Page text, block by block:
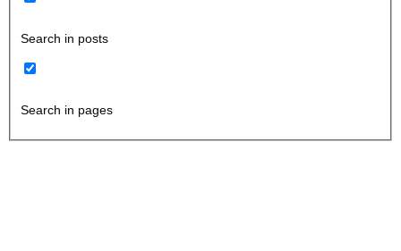
Search in posts
Search in pages